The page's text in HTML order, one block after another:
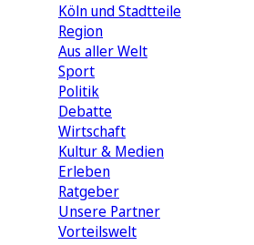
Köln und Stadtteile
Region
Aus aller Welt
Sport
Politik
Debatte
Wirtschaft
Kultur & Medien
Erleben
Ratgeber
Unsere Partner
Vorteilswelt